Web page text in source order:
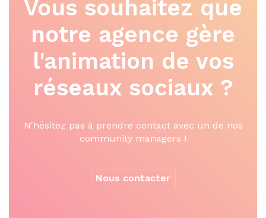
Vous souhaitez que
notre agence gère
l'animation de vos
réseaux sociaux ?
N'hésitez pas à prendre contact avec un de nos
community managers !
Nous contacter